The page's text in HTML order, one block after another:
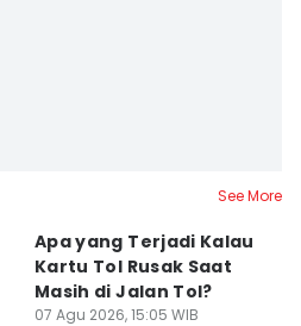
See More
Apa yang Terjadi Kalau
Kartu Tol Rusak Saat
Masih di Jalan Tol?
07 Agu 2026, 15:05 WIB